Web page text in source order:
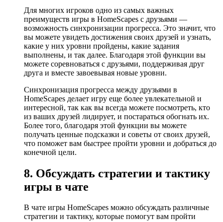
Для многих игроков одно из самых важных
преимуществ игры в HomeScapes с друзьями —
возможность синхронизации прогресса. Это значит, что
вы можете увидеть достижения своих друзей и узнать,
какие у них уровни пройдены, какие задания
выполнены, и так далее. Благодаря этой функции вы
можете соревноваться с друзьями, поддерживая друг
друга и вместе завоевывая новые уровни.
Синхронизация прогресса между друзьями в
HomeScapes делает игру еще более увлекательной и
интересной, так как вы всегда можете посмотреть, кто
из ваших друзей лидирует, и постараться обогнать их.
Более того, благодаря этой функции вы можете
получать ценные подсказки и советы от своих друзей,
что поможет вам быстрее пройти уровни и добраться до
конечной цели.
8. Обсуждать стратегии и тактику
игры в чате
В чате игры HomeScapes можно обсуждать различные
стратегии и тактику, которые помогут вам пройти